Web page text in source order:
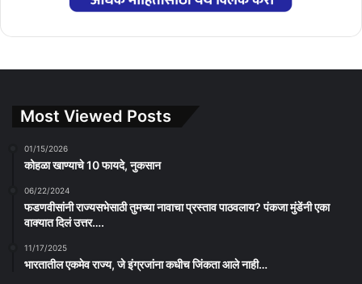
Most Viewed Posts
01/15/2026
कोहळा खाण्याचे 10 फायदे, नुकसान
06/22/2024
फडणवीसांनी राज्यसभेसाठी तुमच्या नावाचा प्रस्ताव पाठवलाय? पंकजा मुंडेंनी एका
वाक्यात दिलं उत्तर….
11/17/2025
भारतातील एकमेव राज्य, जे इंग्रजांना कधीच जिंकता आले नाही…